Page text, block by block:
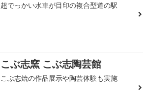
超でっかい水車が目印の複合型道の駅
こぶ志窯 こぶ志陶芸館
こぶ志焼の作品展示や陶芸体験も実施